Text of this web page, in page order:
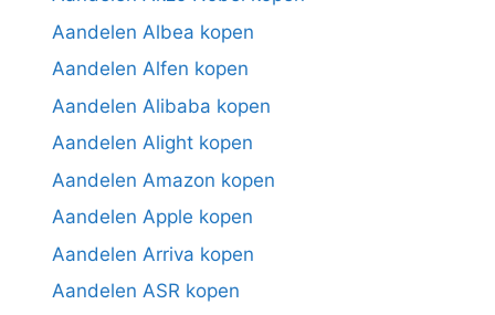
Aandelen Albea kopen
Aandelen Alfen kopen
Aandelen Alibaba kopen
Aandelen Alight kopen
Aandelen Amazon kopen
Aandelen Apple kopen
Aandelen Arriva kopen
Aandelen ASR kopen